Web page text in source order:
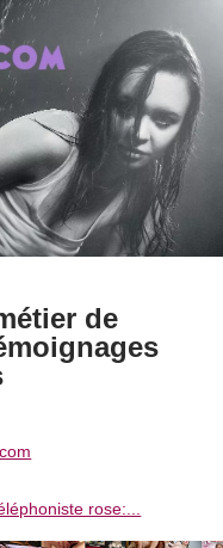
de
rose:...